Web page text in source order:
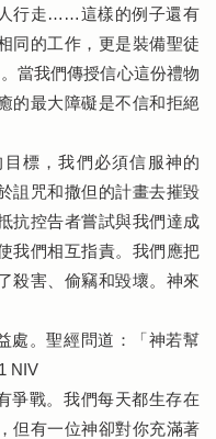
行走……這樣的例子還有
同的工作，更是裝備聖徒
當我們傳授信心這份禮物
的最大障礙是不信和拒絕
標，我們必須信服神的
詛咒和撒但的計畫去摧毀
抗控告者嘗試與我們達成
我們相互指責。我們應把
殺害、偷竊和毀壞。神來
處。聖經問道：「神若幫
NIV
爭戰。我們每天都生存在
但有一位神卻對你充滿著